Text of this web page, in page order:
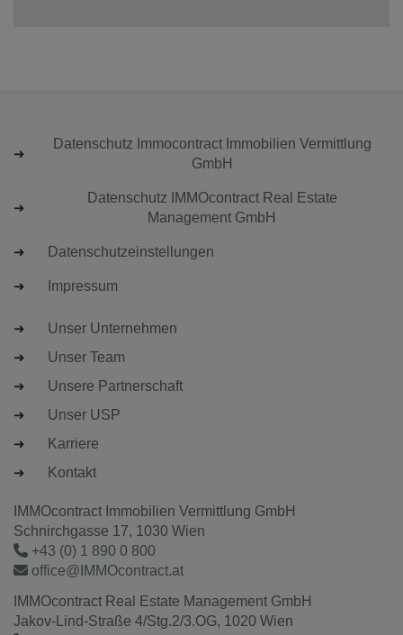
Datenschutz Immocontract Immobilien Vermittlung
GmbH
Datenschutz IMMOcontract Real Estate
Management GmbH
Datenschutzeinstellungen
Impressum
Unser Unternehmen
Unser Team
Unsere Partnerschaft
Unser USP
Karriere
Kontakt
IMMOcontract Immobilien Vermittlung GmbH
Schnirchgasse 17, 1030 Wien
+43 (0) 1 890 0 800
office@IMMOcontract.at
IMMOcontract Real Estate Management GmbH
Jakov-Lind-Straße 4/Stg.2/3.OG, 1020 Wien